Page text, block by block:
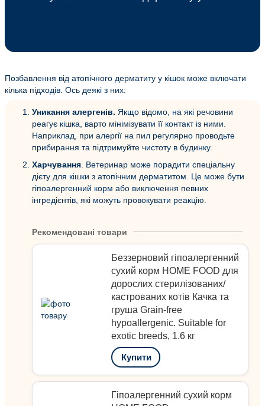
Позбавлення від атопічного дерматиту у кішок може включати
кілька підходів. Ось деякі з них:
Уникання алергенів. Якщо відомо, на які речовини
реагує кішка, варто мінімізувати її контакт із ними.
Наприклад, при алергії на пил регулярно проводьте
прибирання та підтримуйте чистоту в будинку.
Харчування . Ветеринар може порадити спеціальну
дієту для кішки з атопічним дерматитом. Це може бути
гіпоалергенний корм або виключення певних
інгредієнтів, які можуть провокувати реакцію.
Рекомендовані товари
Беззерновий гіпоалергенний
сухий корм HOME FOOD для
дорослих стерилізованих/
кастрованих котів Качка та
груша Grain-free
hypoallergenic. Suitable for
exotic breeds, 1.6 кг
Купити
Гіпоалергенний сухий корм